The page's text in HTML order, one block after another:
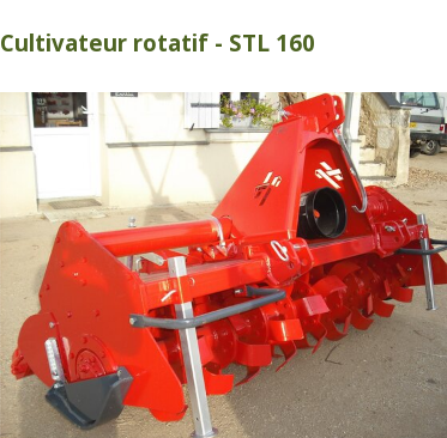
Cultivateur rotatif - STL 160